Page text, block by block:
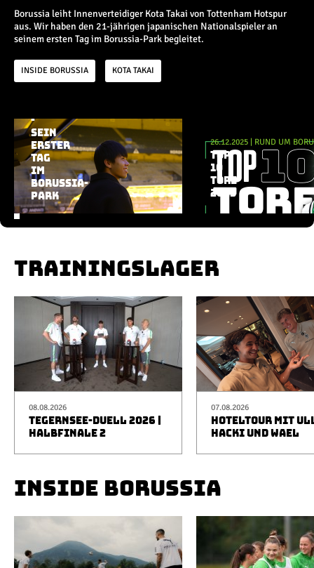
Europa League
Testspiele
Inside
Interviews
Pressekonferenzen
Rund um Borussia
Trainingslager
Buntes
Historie
English
Alle Videos
Borussia leiht Innenverteidiger Kota Takai von Tottenham Hotspur
aus. Wir haben den 21-jährigen japanischen Nationalspieler an
seinem ersten Tag im Borussia-Park begleitet.
INSIDE BORUSSIA KOTA TAKAI
Aktuelle Playlist
KOTA
TAKAI
-
SEIN
ERSTER
TAG
IM
BORUSSIA-
PARK
26.12.2025 RUND UM
TOP
10
TORE
2025
TRAININGSLAGER
08.08.2026
TEGERNSEE-DUELL 2026 |
HALBFINALE 2
07.08.2026
HOTELTOUR MIT
HACKI UND WAEL
INSIDE BORUSSIA